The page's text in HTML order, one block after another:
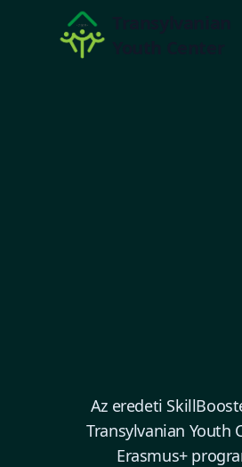
Az eredeti
Transylvanian Youth
Erasmus+